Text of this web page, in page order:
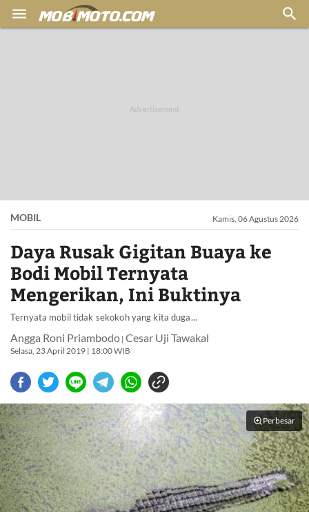
 
MOBIL Kamis, 06 Agustus 2026
Daya Rusak Gigitan Buaya ke
Bodi Mobil Ternyata
Mengerikan, Ini Buktinya
Ternyata mobil tidak sekokoh yang kita duga...
Angga Roni Priambodo | Cesar Uji Tawakal
Selasa, 23 April 2019 | 18:00 WIB
Perbesar